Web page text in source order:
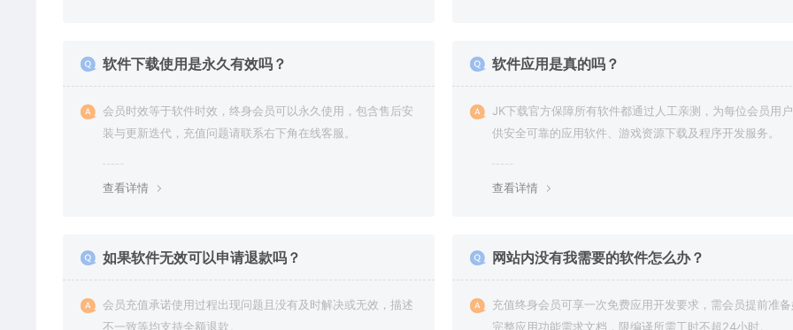
软件下载使用是永久有效吗？
会员时效等于软件时效，终身会员可以永久使用，包含售后安
装与更新迭代，充值问题请联系右下角在线客服。
查看详情
软件应用是真的吗？
JK下载官方保障所有软件都通过人工亲测，为每位会员用
供安全可靠的应用软件、游戏资源下载及程序开发服务。
查看详情
如果软件无效可以申请退款吗？
会员充值承诺使用过程出现问题且没有及时解决或无效，描述
不一致等均支持全额退款。
网站内没有我需要的软件怎么办？
充值终身会员可享一次免费应用开发要求，需会员提前准
完整应用功能需求文档，限编译所需工时不超24小时。